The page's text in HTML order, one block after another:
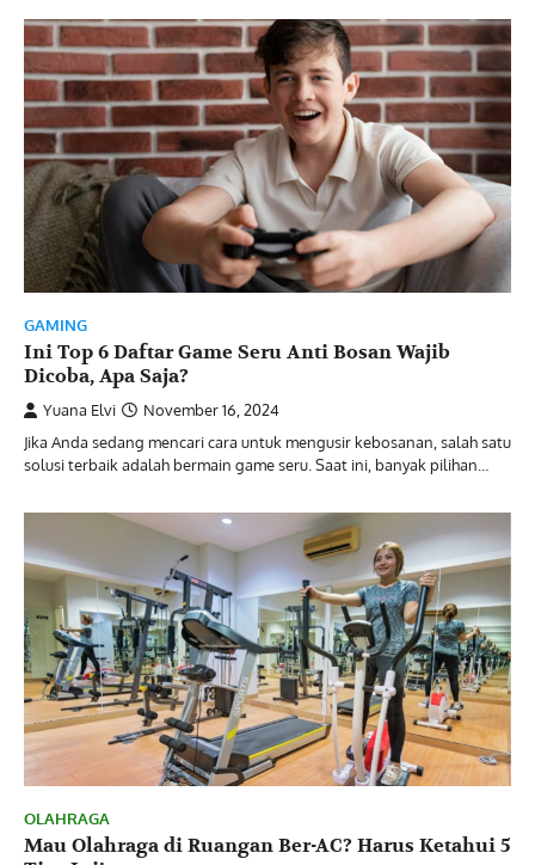
GAMING
Ini Top 6 Daftar Game Seru Anti Bosan Wajib
Dicoba, Apa Saja?
Yuana Elvi
November 16, 2024
Jika Anda sedang mencari cara untuk mengusir kebosanan, salah satu
solusi terbaik adalah bermain game seru. Saat ini, banyak pilihan…
OLAHRAGA
Mau Olahraga di Ruangan Ber-AC? Harus Ketahui 5